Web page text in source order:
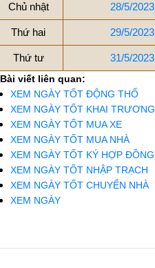
Chủ nhật 28/5/2023
Thứ hai 29/5/2023
Thứ tư 31/5/2023
Bài viết liên quan:
XEM NGÀY TỐT ĐỘNG THỔ
XEM NGÀY TỐT KHAI TRƯƠNG
XEM NGÀY TỐT MUA XE
XEM NGÀY TỐT MUA NHÀ
XEM NGÀY TỐT KÝ HỢP ĐỒNG
XEM NGÀY TỐT NHẬP TRẠCH
XEM NGÀY TỐT CHUYỂN NHÀ
XEM NGÀY